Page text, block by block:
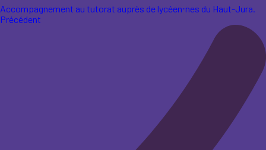
Accompagnement au tutorat auprès de lycéen⋅nes du Haut-Jura.
Précédent